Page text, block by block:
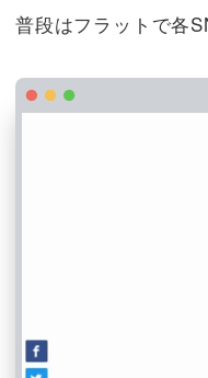
普段はフラットで各